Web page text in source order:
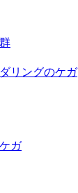
リングのケガ
ガ